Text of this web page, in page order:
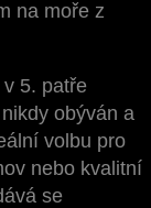
na moře z
5. patře
obýván a
volbu pro
nebo kvalitní
se